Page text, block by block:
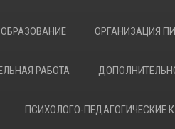
ОРГАНИЗАЦИЯ
РАБОТА
ПСИХОЛОГО-ПЕДАГОГИЧЕСКИЕ